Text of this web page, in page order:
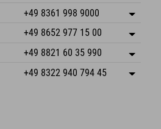
Adresse speichern
Buchen
+49 8361 998 9000
Adresse speichern
Buchen
+49 8652 977 15 00
Adresse speichern
Buchen
+49 8821 60 35 990
Adresse speichern
+49 8322 940 794 45